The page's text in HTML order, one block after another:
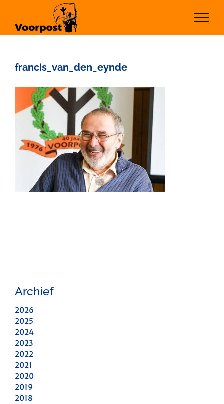
inhoud
francis_van_den_eynde
Archief
2026
2025
2024
2023
2022
2021
2020
2019
2018